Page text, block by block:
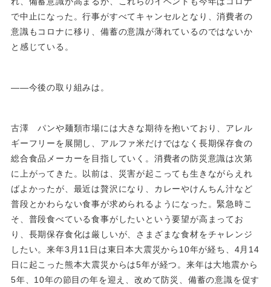
で中止になった。行事がすべてキャンセルとなり、消費者の
意識もコロナに移り、備蓄の意識が薄れているのではないか
と感じている。
――今後の取り組みは。
古澤 パンや麺類市場には大きな期待を抱いており、アレル
ギーフリーを展開し、アルファ米だけではなく長期保存食の
総合食品メーカーを目指していく。消費者の防災意識は次第
に上がってきた。以前は、災害が起こっても生きながらえれ
ばよかったが、最近は贅沢になり、カレーやけんちん汁など
普段とかわらない食事が求められるようになった。緊急時こ
そ、普段食べている食事がしたいという要望が高まってお
り、長期保存食化は厳しいが、さまざまな食材をチャレンジ
したい。来年3月11日は東日本大震災から10年が経ち、4月14
日に起こった熊本大震災からは5年が経つ。来年は大地震から
5年、10年の節目の年を迎え、改めて防災、備蓄の意識を促す